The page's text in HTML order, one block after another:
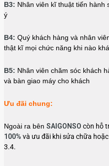
B3: Nhân viên kĩ thuật tiến hành
ý
B4: Quý khách hàng và nhân
thật kĩ mọi chức năng khi nào
B5: Nhân viên chăm sóc khách
và bàn giao máy cho khách
Ưu đãi chung:
Ngoài ra bên SAIGONSO còn hỗ
100% và ưu đãi khi sửa chữa
3.4.